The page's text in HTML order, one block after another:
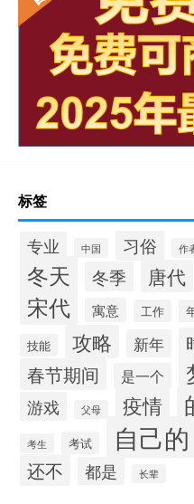
标签
专业 中国 习俗 作
冬天 冬季 唐代
宋代 寓意 工作
技能
攻略 新年
春节期间 是一个
游戏 父母 疫情
考生 考试 自己的
还不 都是 长辈